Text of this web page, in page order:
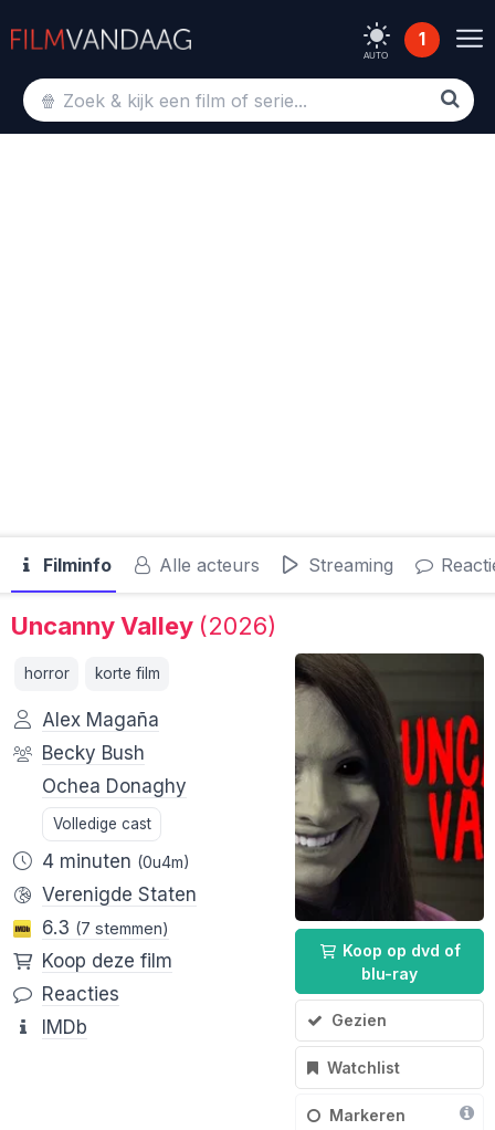
AUTO
1
Filminfo Alle acteurs Streaming
Uncanny Valley (2026)
Koop op dvd of
blu-ray
Gezien
Watchlist
Markeren
horror korte film
Alex Magaña
Becky Bush
Ochea Donaghy
Volledige cast
4 minuten (0u4m)
Verenigde Staten
6.3 (7 stemmen)
Koop deze film
Reacties
IMDb